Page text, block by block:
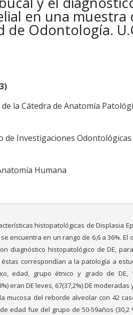
en una muestra
Odontología.
la Cátedra de Anatomía
de Investigaciones Odontológicas
Humana
histopatológicas de Displasia
encuentra en un rango de 6,6 a 36%. El
diagnóstico histopatológico de DE,
correspondían a la patología a
edad, grupo étnico y grado de DE,
DE leves, 67(37,2%) DE moderadas
del reborde alveolar con 42
edad fue del grupo de 50-59años (30,2